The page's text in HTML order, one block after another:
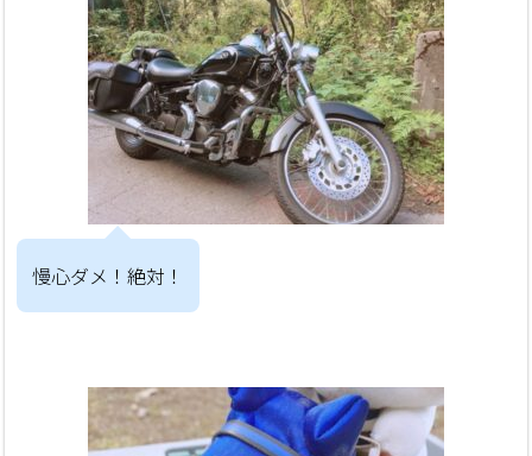
慢心ダメ！絶対！